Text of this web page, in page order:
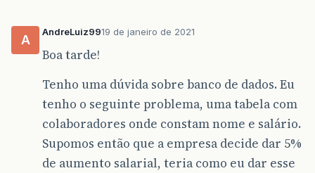
A
AndreLuiz9919 de janeiro de 2021
Boa tarde!
Tenho uma dúvida sobre banco de dados. Eu
tenho o seguinte problema, uma tabela com
colaboradores onde constam nome e salário.
Supomos então que a empresa decide dar 5%
de aumento salarial, teria como eu dar esse